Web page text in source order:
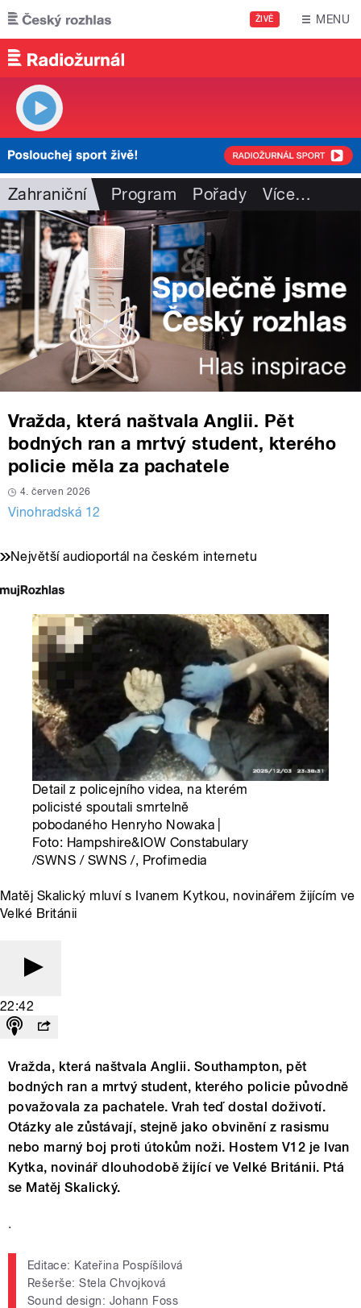
Přejít k hlavnímu obsahu
ŽIVĚ MENU
Zahraniční Program Pořady Více…
Vražda, která naštvala Anglii. Pět
bodných ran a mrtvý student, kterého
policie měla za pachatele
4. červen 2026
Vinohradská 12
Největší audioportál na českém internetu
Detail z policejního videa, na kterém
policisté spoutali smrtelně
pobodaného Henryho Nowaka |
Foto: Hampshire&IOW Constabulary
/SWNS / SWNS /, Profimedia
Matěj Skalický mluví s Ivanem Kytkou, novinářem žijícím ve
Velké Británii
22:42
Vražda, která naštvala Anglii. Southampton, pět
bodných ran a mrtvý student, kterého policie původně
považovala za pachatele. Vrah teď dostal doživotí.
Otázky ale zůstávají, stejně jako obvinění z rasismu
nebo marný boj proti útokům noži. Hostem V12 je Ivan
Kytka, novinář dlouhodobě žijící ve Velké Británii. Ptá
se Matěj Skalický.
.
Editace: Kateřina Pospíšilová
Rešerše: Stela Chvojková
Sound design: Johann Foss